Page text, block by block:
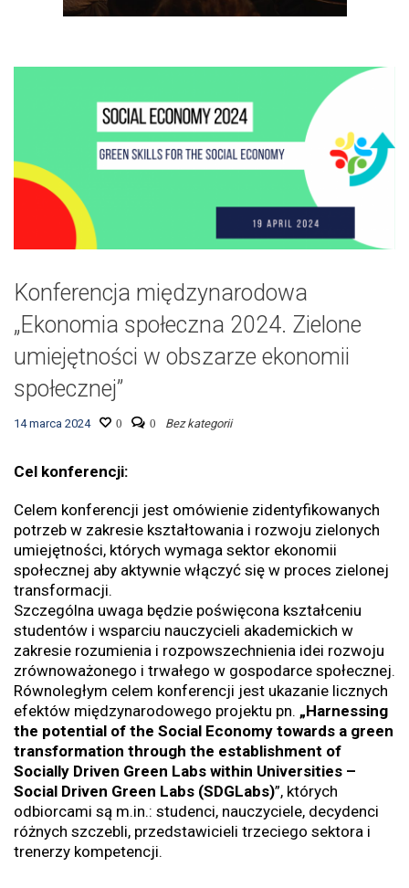
Konferencja międzynarodowa
„Ekonomia społeczna 2024. Zielone
umiejętności w obszarze ekonomii
społecznej”
14 marca 2024 0 0 Bez kategorii
Cel konferencji:
Celem konferencji jest omówienie zidentyfikowanych
potrzeb w zakresie kształtowania i rozwoju zielonych
umiejętności, których wymaga sektor ekonomii
społecznej aby aktywnie włączyć się w proces zielonej
transformacji.
Szczególna uwaga będzie poświęcona kształceniu
studentów i wsparciu nauczycieli akademickich w
zakresie rozumienia i rozpowszechnienia idei rozwoju
zrównoważonego i trwałego w gospodarce społecznej.
Równoległym celem konferencji jest ukazanie licznych
efektów międzynarodowego projektu pn. „Harnessing
the potential of the Social Economy towards a green
transformation through the establishment of
Socially Driven Green Labs within Universities –
Social Driven Green Labs (SDGLabs)”, których
odbiorcami są m.in.: studenci, nauczyciele, decydenci
różnych szczebli, przedstawicieli trzeciego sektora i
trenerzy kompetencji.